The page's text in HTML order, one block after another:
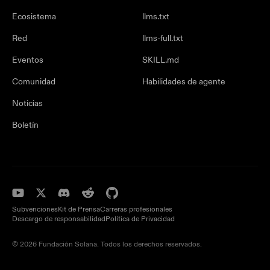
Ecosistema
Red
Eventos
Comunidad
Noticias
Boletín
llms.txt
llms-full.txt
SKILL.md
Habilidades de agente
SubvencionesKit de PrensaCarreras profesionales
Descargo de responsabilidadPolítica de Privacidad
© 2026 Fundación Solana. Todos los derechos reservados.